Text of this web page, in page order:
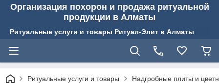
Организация похорон и продажа ритуальной
продукции в Алматы
Ритуальные услуги и товары Ритуал-Элит в Алматы
Ритуальные услуги и товары Надгробные плиты и